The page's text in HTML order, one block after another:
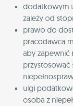
dodatkowym
zależy od
prawo do
pracodawca
aby zapewnić
ulgi
osoba z